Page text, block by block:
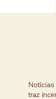
traz